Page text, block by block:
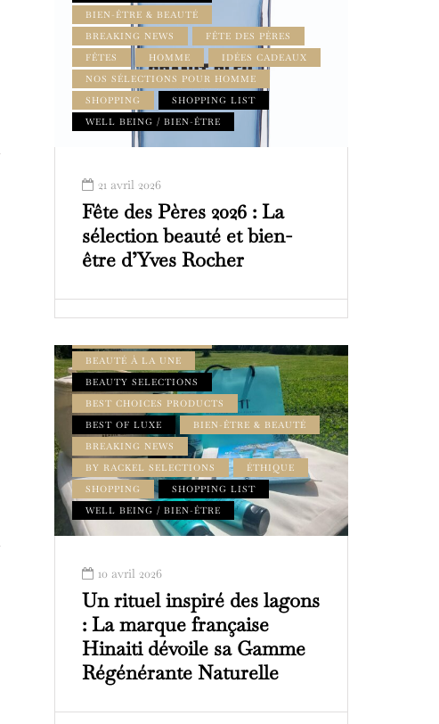
BIEN-ÊTRE & BEAUTÉ
BREAKING NEWS
FÊTE DES PÈRES
FÊTES
HOMME
IDÉES CADEAUX
NOS SÉLECTIONS POUR HOMME
SHOPPING
SHOPPING LIST
WELL BEING / BIEN-ÊTRE
21 avril 2026
Fête des Pères 2026 : La
sélection beauté et bien-
être d’Yves Rocher
BEAUTÉ À LA UNE
BEAUTY SELECTIONS
BEST CHOICES PRODUCTS
BEST OF LUXE
BIEN-ÊTRE & BEAUTÉ
BREAKING NEWS
BY RACKEL SELECTIONS
ÉTHIQUE
SHOPPING
SHOPPING LIST
WELL BEING / BIEN-ÊTRE
10 avril 2026
Un rituel inspiré des lagons
: La marque française
Hinaiti dévoile sa Gamme
Régénérante Naturelle